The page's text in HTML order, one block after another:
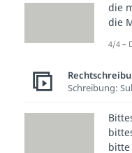
die
die
4/4 –
Schreibung:
bitte